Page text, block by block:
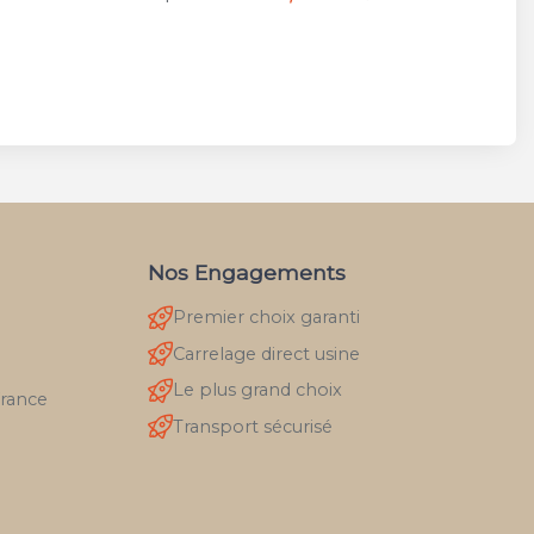
Nos Engagements
Premier choix garanti
Carrelage direct usine
Le plus grand choix
Transport sécurisé